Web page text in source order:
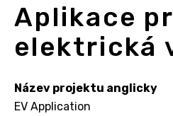
Aplikace
elektrická
Název projektu anglicky
EV Application